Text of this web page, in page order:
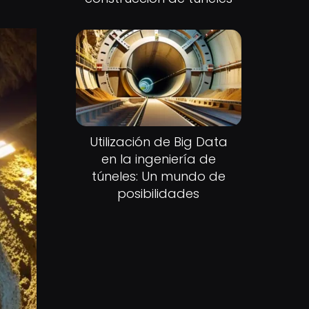
Utilización de Big Data
en la ingeniería de
túneles: Un mundo de
posibilidades